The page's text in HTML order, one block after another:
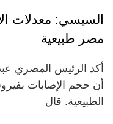
السيسي: معدلات
مصر طبيعية
أكد الرئيس المصري
أن حجم الإصابات
الطبيعية. قال